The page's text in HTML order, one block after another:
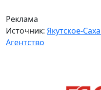
Реклама
Источник: Якутское-
Агентство